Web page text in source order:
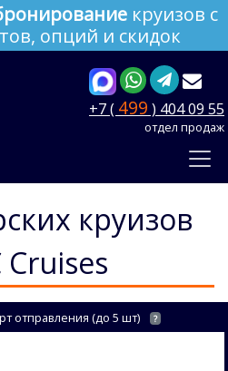
круизов с
опций и скидок
+7 ( 499 ) 404 09 55
отдел продаж
круизов
Cruises
отправления (до 5 шт) ?